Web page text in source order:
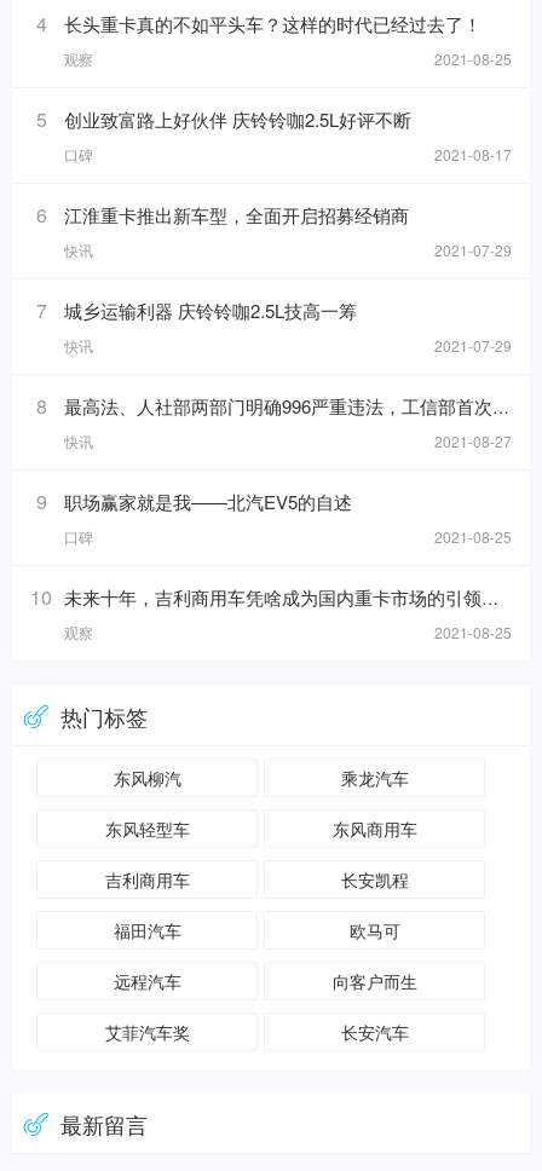
4 长头重卡真的不如平头车？这样的时代已经过去了！
观察 2021-08-25
5 创业致富路上好伙伴 庆铃铃咖2.5L好评不断
口碑 2021-08-17
6 江淮重卡推出新车型，全面开启招募经销商
快讯 2021-07-29
7 城乡运输利器 庆铃铃咖2.5L技高一筹
快讯 2021-07-29
8 最高法、人社部两部门明确996严重违法，工信部首次发布中国汽车产业发展年报
快讯 2021-08-27
9 职场赢家就是我——北汽EV5的自述
口碑 2021-08-25
10 未来十年，吉利商用车凭啥成为国内重卡市场的引领者？
观察 2021-08-25
热门标签
东风柳汽 乘龙汽车
东风轻型车 东风商用车
吉利商用车 长安凯程
福田汽车 欧马可
远程汽车 向客户而生
艾菲汽车奖 长安汽车
最新留言